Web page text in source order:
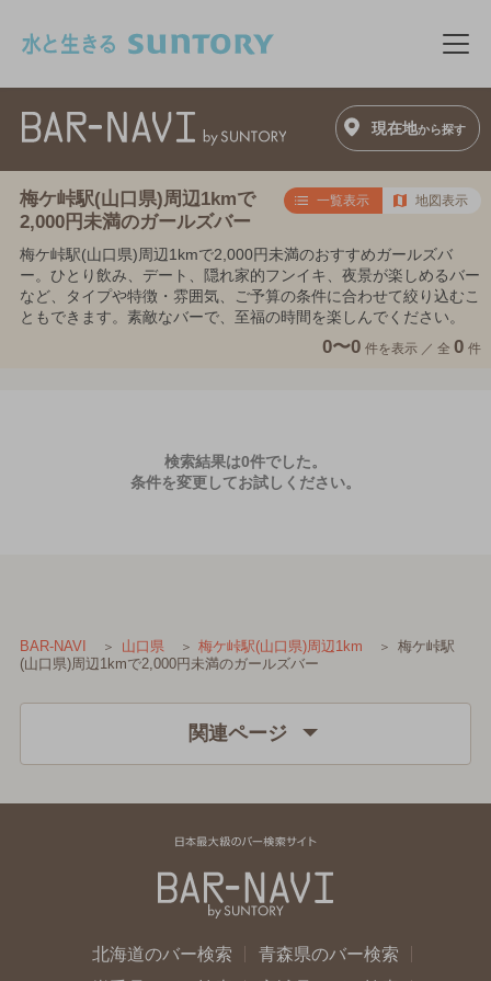
メ
現在地から探す
梅ケ峠駅(山口県)周辺1kmで
2,000円未満のガールズバー
一覧表示 地図表示
梅ケ峠駅(山口県)周辺1kmで2,000円未満のおすすめガールズバ
ー。ひとり飲み、デート、隠れ家的フンイキ、夜景が楽しめるバー
など、タイプや特徴・雰囲気、ご予算の条件に合わせて絞り込むこ
ともできます。素敵なバーで、至福の時間を楽しんでください。
0〜0 件を表示 ／ 全 0 件
検索結果は0件でした。
条件を変更してお試しください。
BAR-NAVI 山口県 梅ケ峠駅(山口県)周辺1km
梅ケ峠駅
(山口県)周辺1kmで2,000円未満のガールズバー
関連ページ
北海道のバー検索
青森県のバー検索